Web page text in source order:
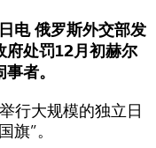
电 俄罗斯外交部发
府处罚12月初赫尔
者。
行大规模的独立日
”。